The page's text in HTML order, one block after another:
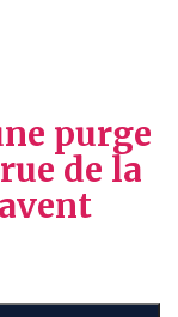
purge
de la